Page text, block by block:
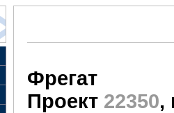
Фрегат
Проект 22350,